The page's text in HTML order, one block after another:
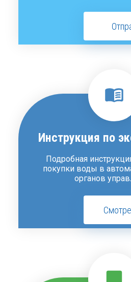
Инструкция по
Подробная
покупки воды в
органов